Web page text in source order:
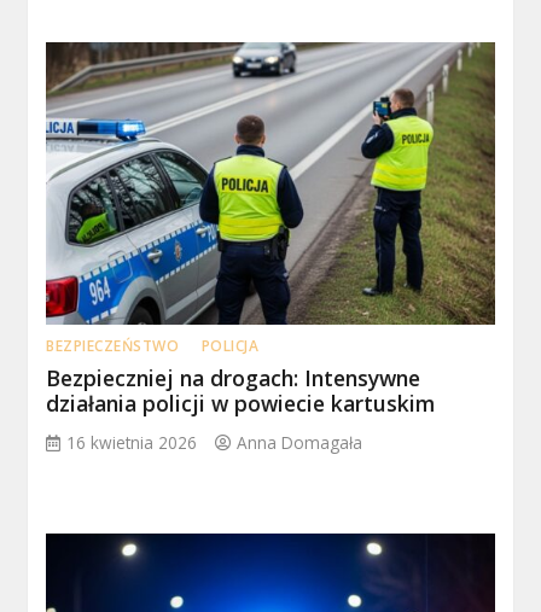
BEZPIECZEŃSTWO POLICJA
Bezpieczniej na drogach: Intensywne
działania policji w powiecie kartuskim
16 kwietnia 2026 Anna Domagała